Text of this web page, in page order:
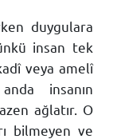
duygulara
insan tek
veya amelî
insanın
ağlatır. O
bilmeyen ve